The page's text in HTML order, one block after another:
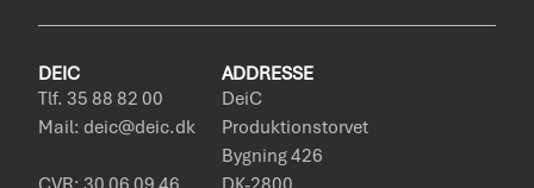
DEIC
Tlf. 35 88 82 00
Mail: deic@deic.dk
ADDRESSE
DeiC
Produktionstorvet
Bygning 426